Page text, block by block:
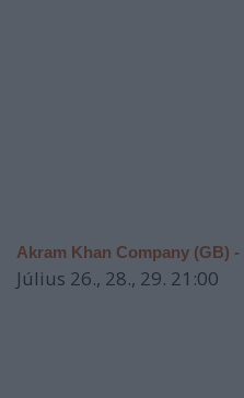
Akram Khan Company (GB) -
Július 26., 28., 29. 21:00